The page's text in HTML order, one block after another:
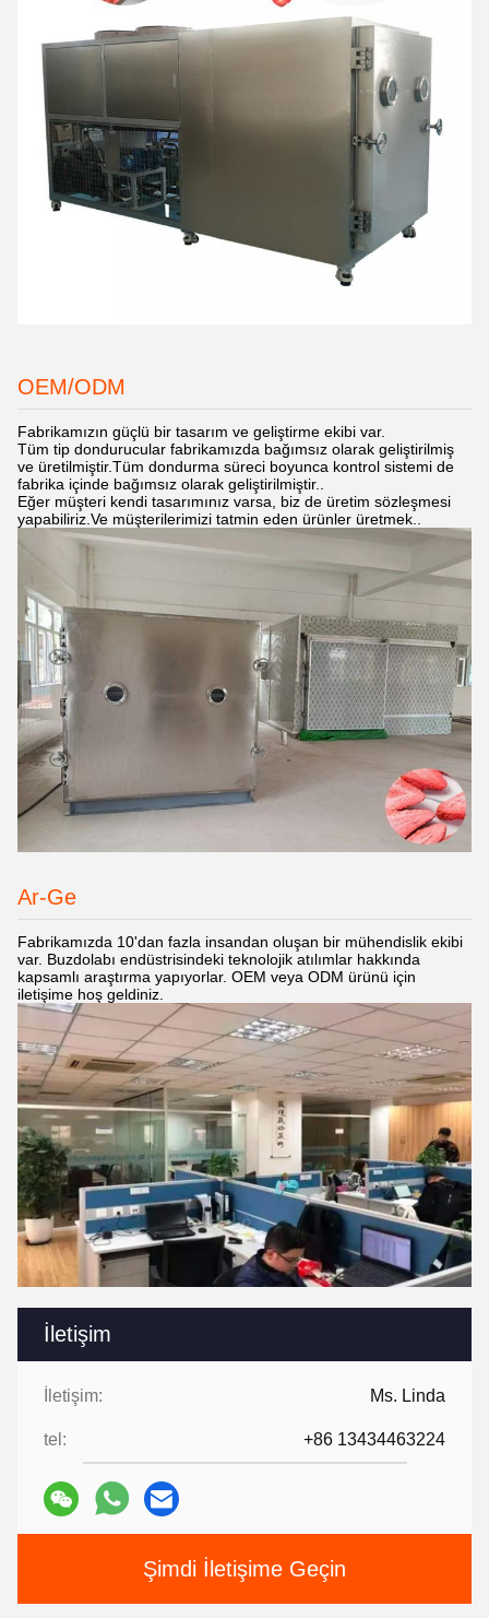
İletişim
İletişim: Ms. Linda
tel: +86 13434463224
Şimdi İletişime Geçin
OEM/ODM
Fabrikamızın güçlü bir tasarım ve geliştirme ekibi var.
Tüm tip dondurucular fabrikamızda bağımsız olarak geliştirilmiş
ve üretilmiştir.Tüm dondurma süreci boyunca kontrol sistemi de
fabrika içinde bağımsız olarak geliştirilmiştir..
Eğer müşteri kendi tasarımınız varsa, biz de üretim sözleşmesi
yapabiliriz.Ve müşterilerimizi tatmin eden ürünler üretmek..
Ar-Ge
Fabrikamızda 10'dan fazla insandan oluşan bir mühendislik ekibi
var. Buzdolabı endüstrisindeki teknolojik atılımlar hakkında
kapsamlı araştırma yapıyorlar. OEM veya ODM ürünü için
iletişime hoş geldiniz.